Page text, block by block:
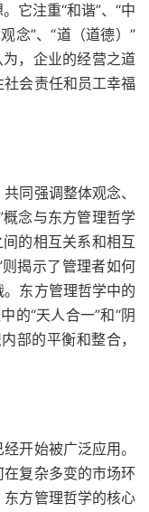
它注重“和谐”、“中
念”、“道（道德）”
，企业的经营之道
会责任和员工幸福
同强调整体观念、
念与东方管理哲学
的相互关系和相互
揭示了管理者如何
东方管理哲学中的
的“天人合一”和“阴
部的平衡和整合，
开始被广泛应用。
复杂多变的市场环
方管理哲学的核心